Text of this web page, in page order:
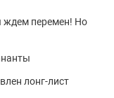
ждем перемен! Но
лонг-лист